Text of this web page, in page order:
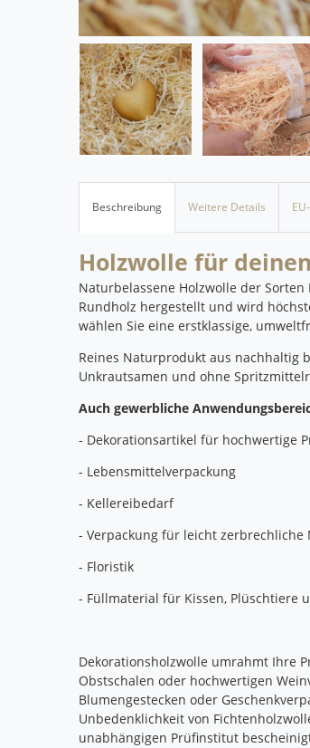
Beschreibung Weitere Details
Holzwolle für
Naturbelassene Holzwolle der
Rundholz hergestellt und wird
wählen Sie eine erstklassige,
Reines Naturprodukt aus nachhaltig
Unkrautsamen und ohne
Auch gewerbliche
- Dekorationsartikel für hochwertige
- Lebensmittelverpackung
- Kellereibedarf
- Verpackung für leicht zerbrechliche
- Floristik
- Füllmaterial für Kissen, Plüschtiere
Dekorationsholzwolle umrahmt Ihre
Obstschalen oder hochwertigen
Blumengestecken oder
Unbedenklichkeit von
unabhängigen Prüfinstitut